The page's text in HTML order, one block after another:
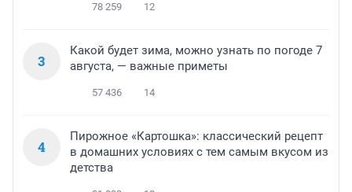
78 259 12
3
Какой будет зима, можно узнать по погоде 7
августа, — важные приметы
57 436 14
4
Пирожное «Картошка»: классический рецепт
в домашних условиях с тем самым вкусом из
детства